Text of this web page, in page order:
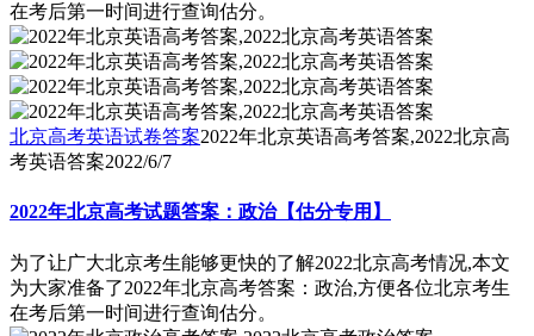
在考后第一时间进行查询估分。
北京高考英语试卷答案2022年北京英语高考答案,2022北京高
考英语答案2022/6/7
2022年北京高考试题答案：政治【估分专用】
为了让广大北京考生能够更快的了解2022北京高考情况,本文
为大家准备了2022年北京高考答案：政治,方便各位北京考生
在考后第一时间进行查询估分。